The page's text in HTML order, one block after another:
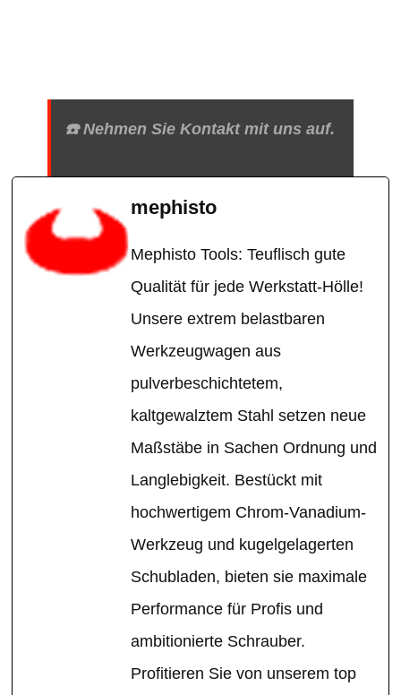
☎️ Nehmen Sie Kontakt mit uns auf.
mephisto
Mephisto Tools: Teuflisch gute
Qualität für jede Werkstatt-Hölle!
Unsere extrem belastbaren
Werkzeugwagen aus
pulverbeschichtetem,
kaltgewalztem Stahl setzen neue
Maßstäbe in Sachen Ordnung und
Langlebigkeit. Bestückt mit
hochwertigem Chrom-Vanadium-
Werkzeug und kugelgelagerten
Schubladen, bieten sie maximale
Performance für Profis und
ambitionierte Schrauber.
Profitieren Sie von unserem top